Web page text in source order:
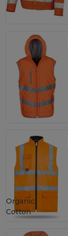
Organic
Cotton